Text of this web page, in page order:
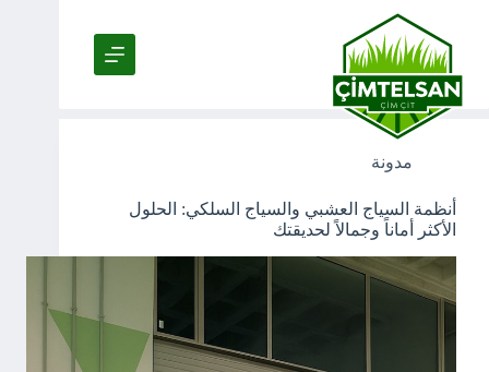
المحتوى
شبكة سلكية
مدونة
أنظمة السياج العشبي والسياج السلكي: الحلول
الأكثر أماناً وجمالاً لحديقتك